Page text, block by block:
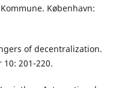
København:
of decentralization.
201-220.